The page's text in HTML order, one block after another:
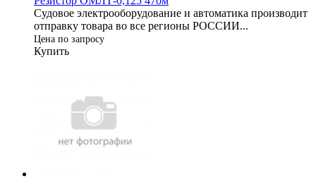
Судовое электрооборудование и автоматика производит
отправку товара во все регионы РОССИИ...
Цена по запросу
Купить